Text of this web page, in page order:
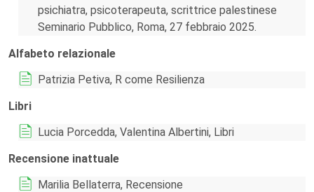
psichiatra, psicoterapeuta, scrittrice palestinese
Seminario Pubblico, Roma, 27 febbraio 2025.
Alfabeto relazionale
Patrizia Petiva, R come Resilienza
Libri
Lucia Porcedda, Valentina Albertini, Libri
Recensione inattuale
Marilia Bellaterra, Recensione